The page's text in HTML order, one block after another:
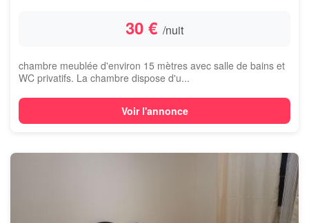
30 € /nuit
chambre meublée d'environ 15 mètres avec salle de bains et
WC privatifs. La chambre dispose d'u...
Voir l'annonce